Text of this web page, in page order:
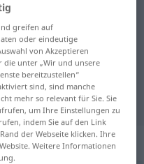
Übersetzung
greifen auf
oder eindeutige
von Akzeptieren
die unter „Wir und unsere
bereitzustellen“
sind, sind manche
mehr so relevant für Sie. Sie
um Ihre Einstellungen zu
indem Sie auf den Link
der Webseite klicken. Ihre
Weitere Informationen